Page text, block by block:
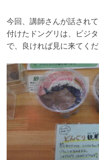
今回、講師さんが話され
付けたドングリは、ビジ
で、良ければ見に来てく